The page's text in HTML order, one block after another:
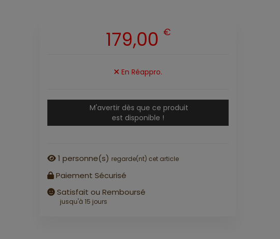
179,00 €
En Réappro.
M'avertir dès que ce produit
est disponible !
1 personne(s) regarde(nt) cet article
Paiement Sécurisé
Satisfait ou Remboursé
jusqu'à 15 jours